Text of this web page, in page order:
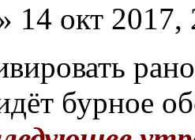
14 окт 2017,
бурное